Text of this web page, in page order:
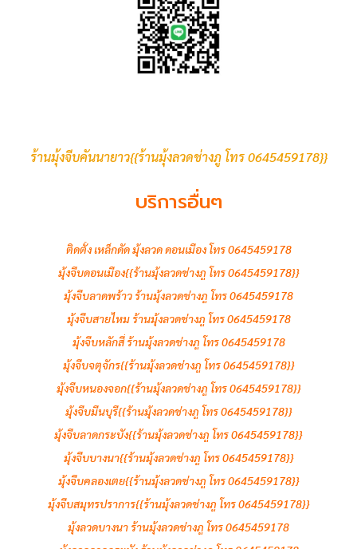
ร้านมุ้งจีบคันนายาว{{ร้านมุ้งลวดช่างภู โทร 0645459178}}
บริการอื่นๆ
ติดตั้ง เหล็กดัด มุ้งลวด ดอนเมือง โทร 0645459178
มุ้งจีบดอนเมือง{{ร้านมุ้งลวดช่างภู โทร 0645459178}}
มุ้งจีบลาดพร้าว ร้านมุ้งลวดช่างภู โทร 0645459178
มุ้งจีบสายไหม ร้านมุ้งลวดช่างภู โทร 0645459178
มุ้งจีบหลักสี่ ร้านมุ้งลวดช่างภู โทร 0645459178
มุ้งจีบจตุจักร{{ร้านมุ้งลวดช่างภู โทร 0645459178}}
มุ้งจีบหนองจอก{{ร้านมุ้งลวดช่างภู โทร 0645459178}}
มุ้งจีบมีนบุรี{{ร้านมุ้งลวดช่างภู โทร 0645459178}}
มุ้งจีบลาดกระบัง{{ร้านมุ้งลวดช่างภู โทร 0645459178}}
มุ้งจีบบางนา{{ร้านมุ้งลวดช่างภู โทร 0645459178}}
มุ้งจีบคลองเตย{{ร้านมุ้งลวดช่างภู โทร 0645459178}}
มุ้งจีบสมุทรปราการ{{ร้านมุ้งลวดช่างภู โทร 0645459178}}
มุ้งลวดบางนา ร้านมุ้งลวดช่างภู โทร 0645459178